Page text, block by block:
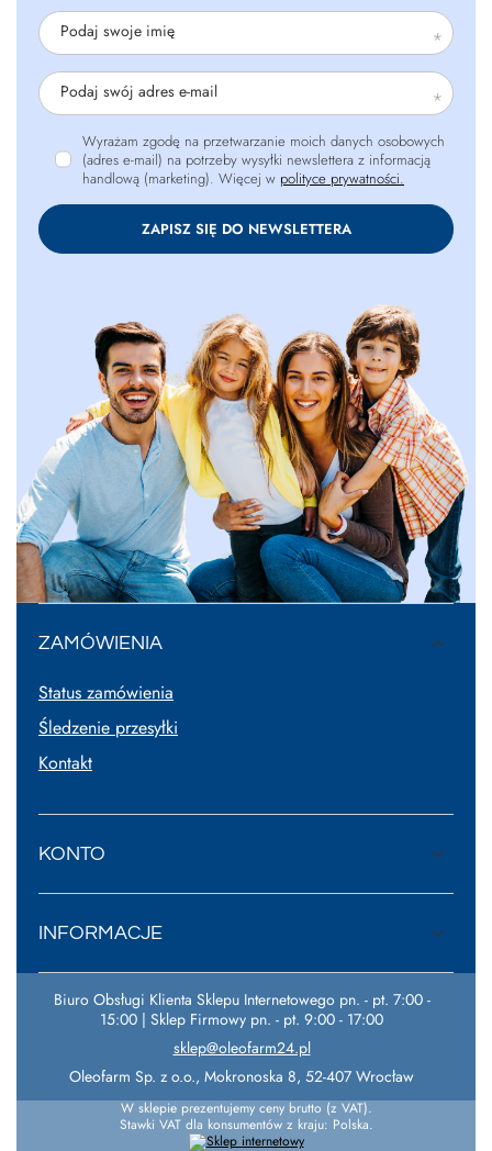
Podaj swoje imię
Podaj swój adres e-mail
Wyrażam zgodę na przetwarzanie moich danych osobowych
(adres e-mail) na potrzeby wysyłki newslettera z informacją
handlową (marketing). Więcej w polityce prywatności.
ZAPISZ SIĘ DO NEWSLETTERA
ZAMÓWIENIA
Status zamówienia
Śledzenie przesyłki
Kontakt
KONTO
INFORMACJE
Biuro Obsługi Klienta Sklepu Internetowego pn. - pt. 7:00 -
15:00 | Sklep Firmowy pn. - pt. 9:00 - 17:00
sklep@oleofarm24.pl
Oleofarm Sp. z o.o., Mokronoska 8, 52-407 Wrocław
W sklepie prezentujemy ceny brutto (z VAT).
Stawki VAT dla konsumentów z kraju: Polska.